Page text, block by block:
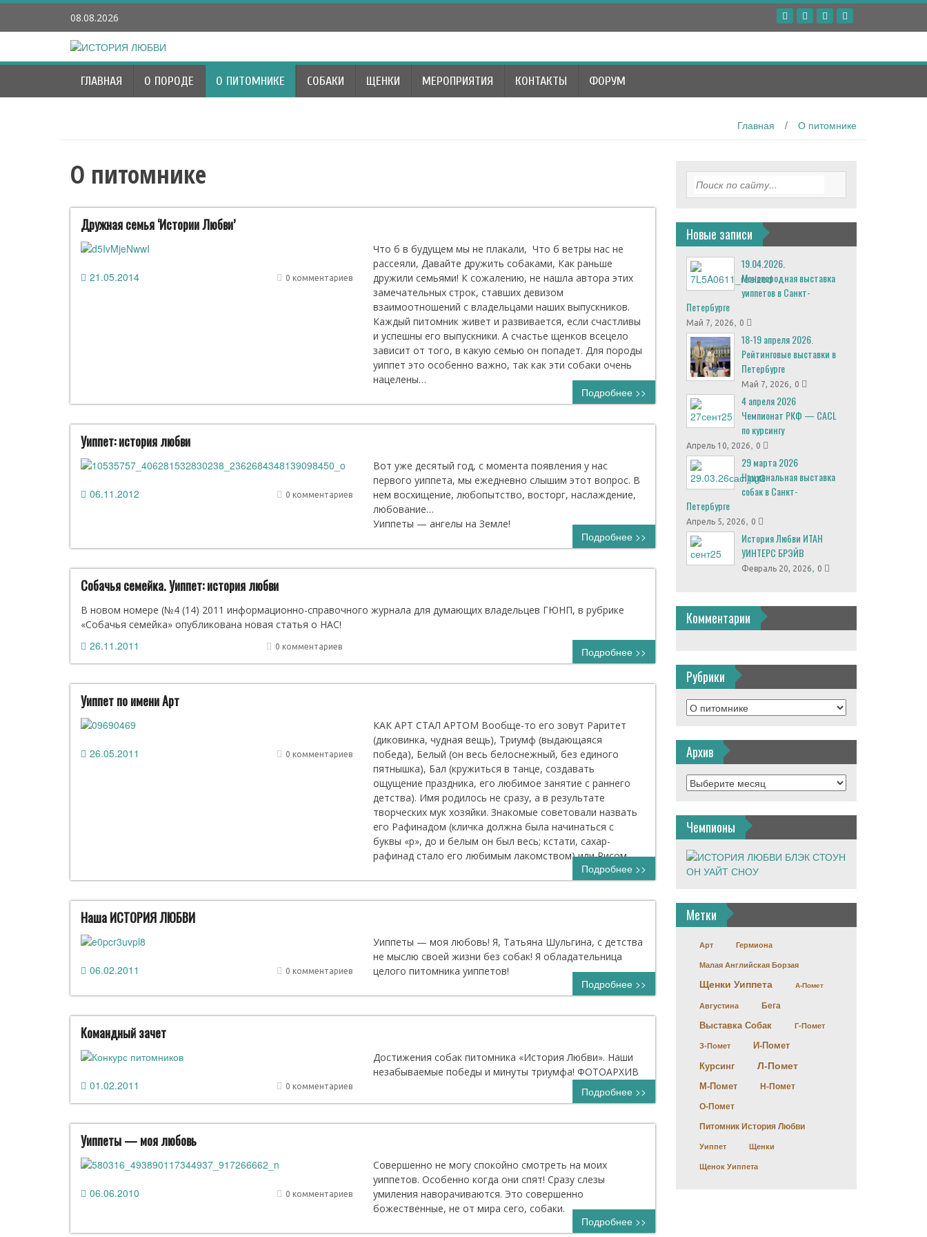
Наверх
08.08.2026
ГЛАВНАЯ О ПОРОДЕ О ПИТОМНИКЕ СОБАКИ ЩЕНКИ МЕРОПРИЯТИЯ КОНТАКТЫ ФОРУМ
Главная / О питомнике
О питомнике
Дружная семья ‘Истории Любви’
21.05.2014 0 комментариев
Что б в будущем мы не плакали, Что б ветры нас не
рассеяли, Давайте дружить собаками, Как раньше
дружили семьями! К сожалению, не нашла автора этих
замечательных строк, ставших девизом
взаимоотношений с владельцами наших выпускников.
Каждый питомник живет и развивается, если счастливы
и успешны его выпускники. А счастье щенков всецело
зависит от того, в какую семью он попадет. Для породы
уиппет это особенно важно, так как эти собаки очень
нацелены…
Подробнее >>
Уиппет: история любви
06.11.2012 0 комментариев
Вот уже десятый год, с момента появления у нас
первого уиппета, мы ежедневно слышим этот вопрос. В
нем восхищение, любопытство, восторг, наслаждение,
любование…
Уиппеты — ангелы на Земле!
Подробнее >>
Собачья семейка. Уиппет: история любви
В новом номере (№4 (14) 2011 информационно-справочного журнала для думающих владельцев ГЮНП, в рубрике
«Собачья семейка» опубликована новая статья о НАС!
26.11.2011 0 комментариев Подробнее >>
Уиппет по имени Арт
26.05.2011 0 комментариев
КАК АРТ СТАЛ АРТОМ Вообще-то его зовут Раритет
(диковинка, чудная вещь), Триумф (выдающаяся
победа), Белый (он весь белоснежный, без единого
пятнышка), Бал (кружиться в танце, создавать
ощущение праздника, его любимое занятие с раннего
детства). Имя родилось не сразу, а в результате
творческих мук хозяйки. Знакомые советовали назвать
его Рафинадом (кличка должна была начинаться с
буквы «р», до и белым он был весь; кстати, сахар-
рафинад стало его любимым лакомством) или Рисом….
Подробнее >>
Наша ИСТОРИЯ ЛЮБВИ
06.02.2011 0 комментариев
Уиппеты — моя любовь! Я, Татьяна Шульгина, с детства
не мыслю своей жизни без собак! Я обладательница
целого питомника уиппетов!
Подробнее >>
Командный зачет
01.02.2011 0 комментариев
Достижения собак питомника «История Любви». Наши
незабываемые победы и минуты триумфа! ФОТОАРХИВ
Подробнее >>
Уиппеты — моя любовь
06.06.2010 0 комментариев
Совершенно не могу спокойно смотреть на моих
уиппетов. Особенно когда они спят! Сразу слезы
умиления наворачиваются. Это совершенно
божественные, не от мира сего, собаки.
Подробнее >>
Новые записи
19.04.2026.
Монопородная выставка
уиппетов в Санкт-
Петербурге
Май 7, 2026, 0
18-19 апреля 2026.
Рейтинговые выставки в
Петербурге
Май 7, 2026, 0
4 апреля 2026
Чемпионат РКФ — CACL
по курсингу
Апрель 10, 2026, 0
29 марта 2026
Национальная выставка
собак в Санкт-
Петербурге
Апрель 5, 2026, 0
История Любви ИТАН
УИНТЕРС БРЭЙВ
Февраль 20, 2026, 0
Комментарии
Рубрики
Архив
Чемпионы
Метки
Арт Гермиона
Малая Английская Борзая
Щенки Уиппета А-Помет
Августина Бега
Выставка Собак Г-Помет
З-Помет
И-Помет
Курсинг
Л-Помет
М-Помет Н-Помет
О-Помет
Питомник История Любви
Уиппет Щенки
Щенок Уиппета